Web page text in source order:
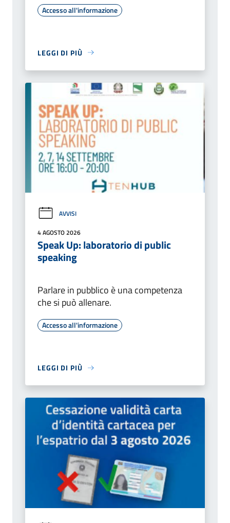
Accesso all'informazione
LEGGI DI PIÙ
AVVISI
4 AGOSTO 2026
Speak Up: laboratorio di public
speaking
Parlare in pubblico è una competenza
che si può allenare.
Accesso all'informazione
LEGGI DI PIÙ